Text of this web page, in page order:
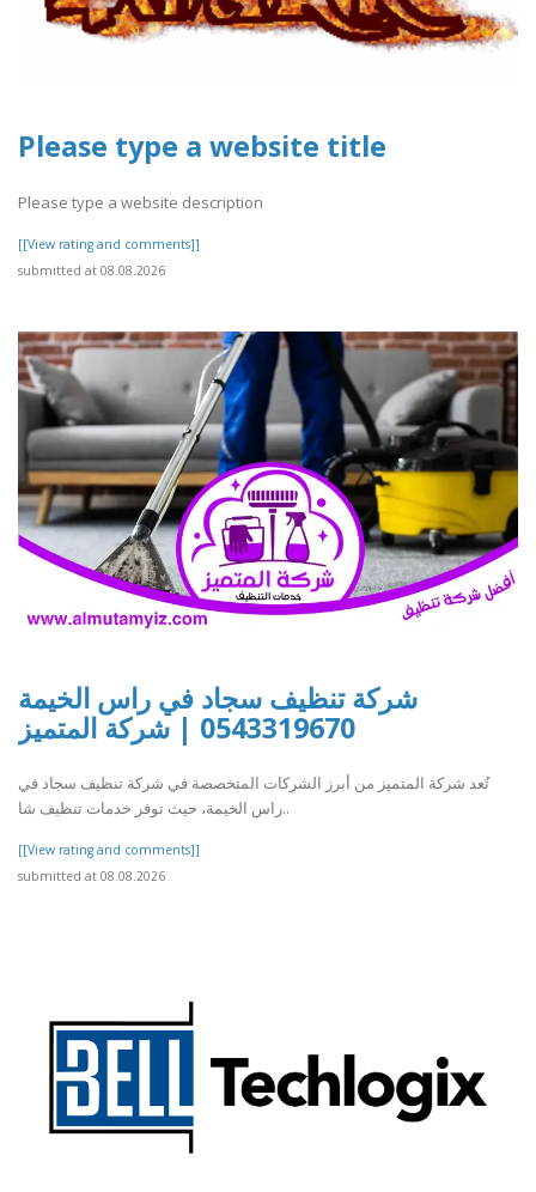
Please type a website title
Please type a website description
[[View rating and comments]]
submitted at 08.08.2026
شركة تنظيف سجاد في راس الخيمة
0543319670 | شركة المتميز
تُعد شركة المتميز من أبرز الشركات المتخصصة في شركة تنظيف سجاد في
راس الخيمة، حيث توفر خدمات تنظيف شا..
[[View rating and comments]]
submitted at 08.08.2026